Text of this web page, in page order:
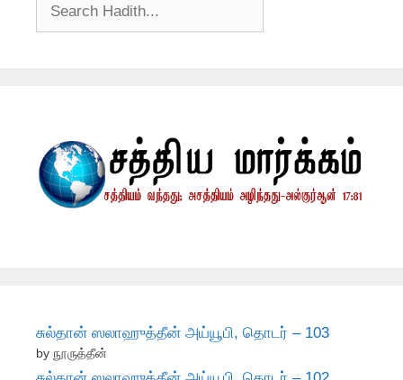
சுல்தான் ஸலாஹுத்தீன் அய்யூபி, தொடர் – 103
by நூருத்தீன்